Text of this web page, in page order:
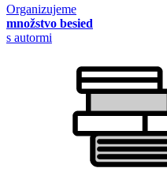
Organizujeme
množstvo besied
s autormi